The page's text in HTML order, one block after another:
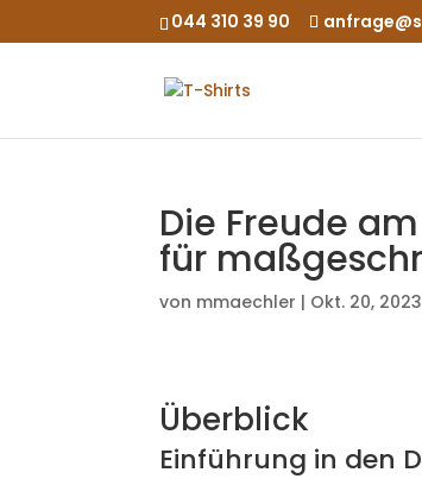
044 310 39 90
Die Freude
für
von mmaechler | Okt. 20, 2023
Überblick
Einführung in den